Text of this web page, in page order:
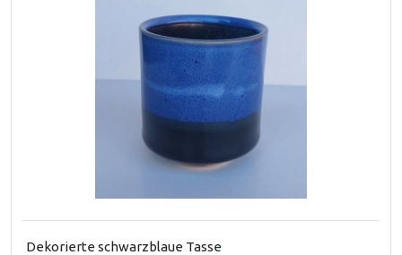
Dekorierte schwarzblaue Tasse